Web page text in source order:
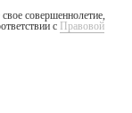
совершеннолетие,
с Правовой